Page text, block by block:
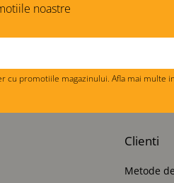
noastre
cu promotiile magazinului. Afla mai multe in
Clienti
Metode